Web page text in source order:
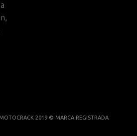
MOTOCRACK 2019 © MARCA REGISTRADA